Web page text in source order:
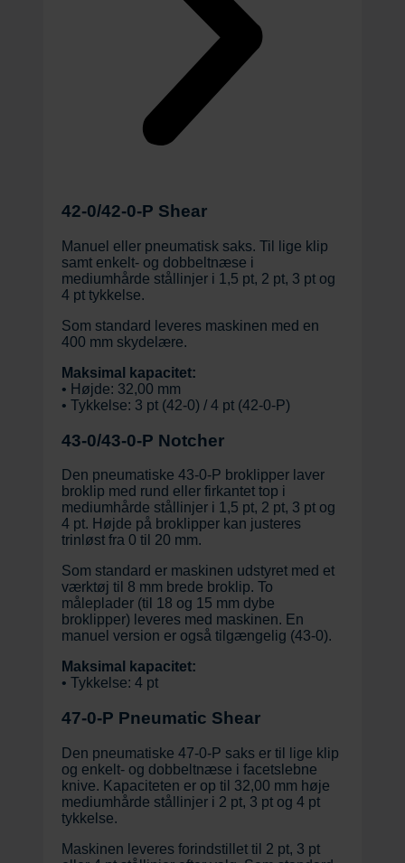
42-0/42-0-P Shear
Manuel eller pneumatisk saks. Til lige klip
samt enkelt- og dobbeltnæse i
mediumhårde stållinjer i 1,5 pt, 2 pt, 3 pt og
4 pt tykkelse.
Som standard leveres maskinen med en
400 mm skydelære.
Maksimal kapacitet:
• Højde: 32,00 mm
• Tykkelse: 3 pt (42-0) / 4 pt (42-0-P)
43-0/43-0-P Notcher
Den pneumatiske 43-0-P broklipper laver
broklip med rund eller firkantet top i
mediumhårde stållinjer i 1,5 pt, 2 pt, 3 pt og
4 pt. Højde på broklipper kan justeres
trinløst fra 0 til 20 mm.
Som standard er maskinen udstyret med et
værktøj til 8 mm brede broklip. To
måleplader (til 18 og 15 mm dybe
broklipper) leveres med maskinen. En
manuel version er også tilgængelig (43-0).
Maksimal kapacitet:
• Tykkelse: 4 pt
47-0-P Pneumatic Shear
Den pneumatiske 47-0-P saks er til lige klip
og enkelt- og dobbeltnæse i facetslebne
knive. Kapaciteten er op til 32,00 mm høje
mediumhårde stållinjer i 2 pt, 3 pt og 4 pt
tykkelse.
Maskinen leveres forindstillet til 2 pt, 3 pt